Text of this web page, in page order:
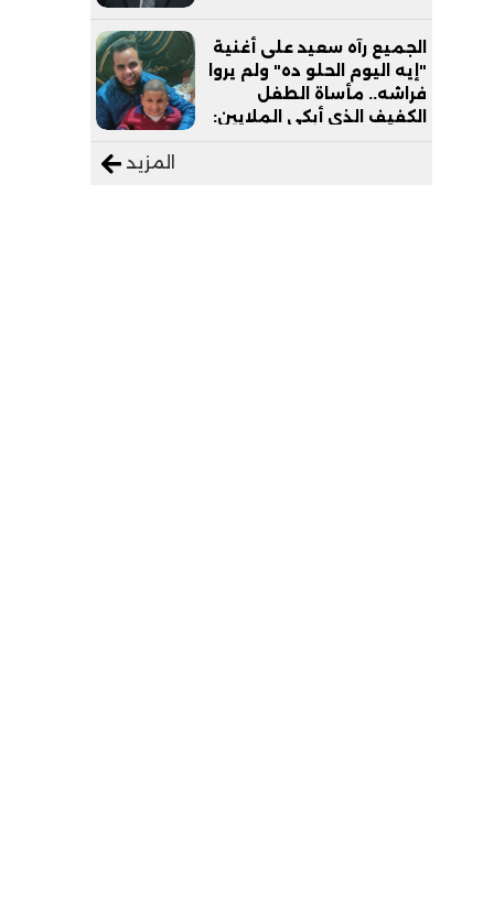
الجميع رآه سعيد على أغنية
"إيه اليوم الحلو ده" ولم يروا
فراشه.. مأساة الطفل
الكفيف الذي أبكى الملايين:
المزيد